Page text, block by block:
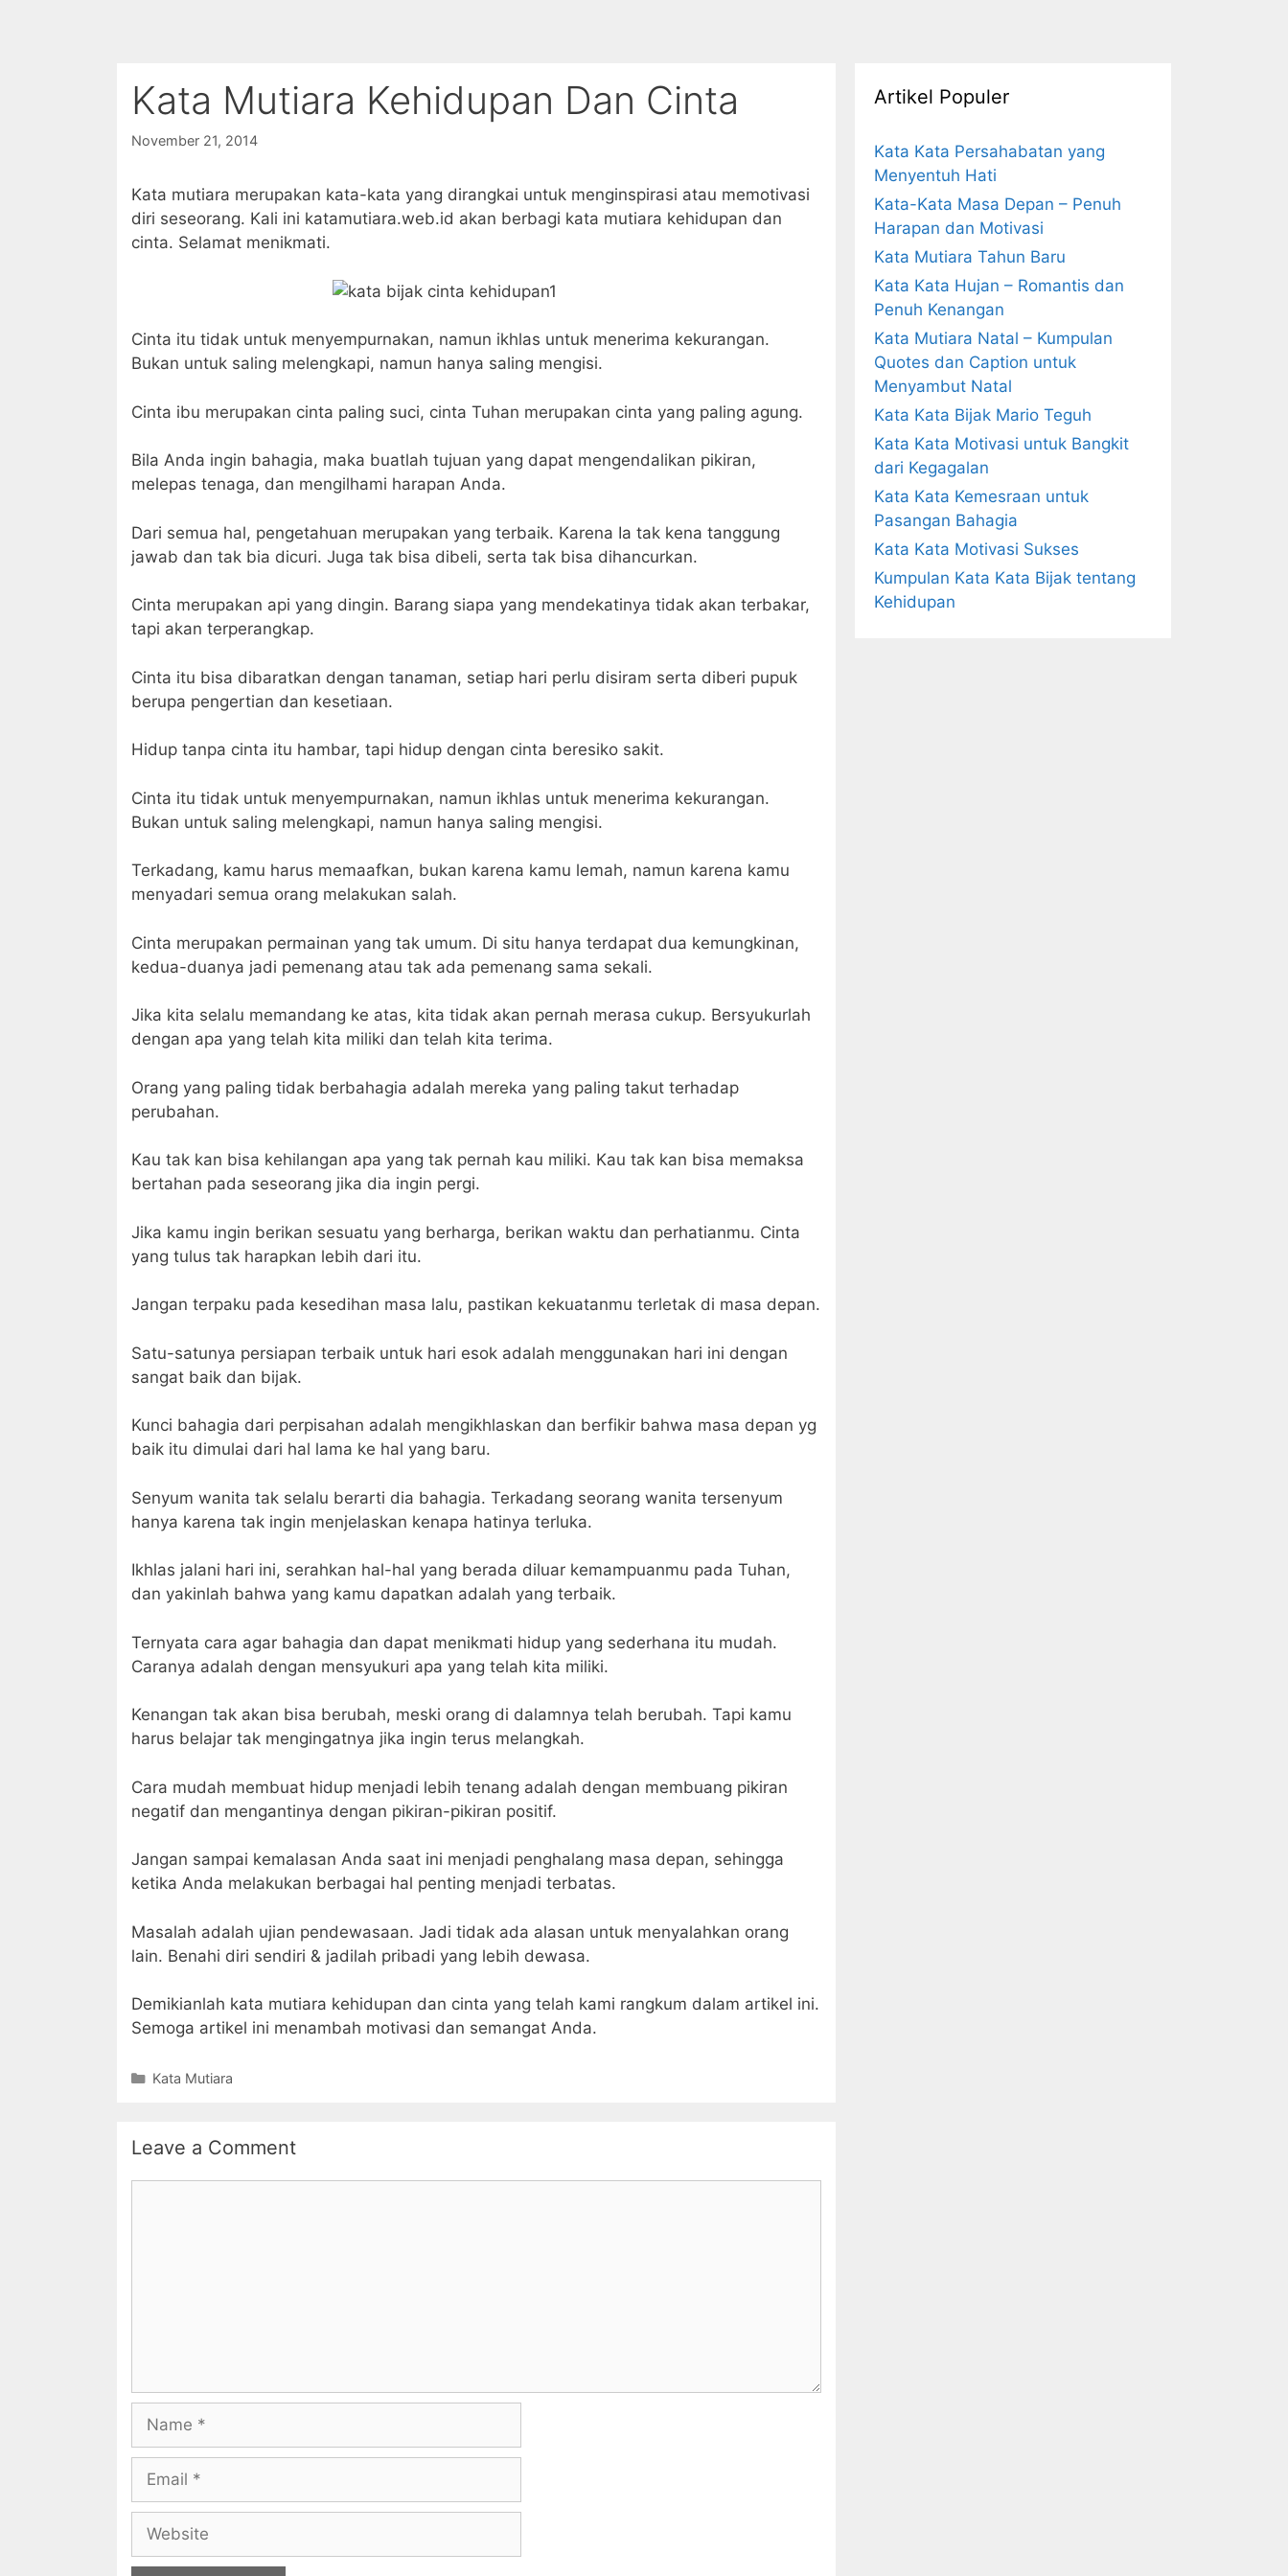
Kata Mutiara Kehidupan Dan Cinta
November 21, 2014
Kata mutiara merupakan kata-kata yang dirangkai untuk menginspirasi atau memotivasi
diri seseorang. Kali ini katamutiara.web.id akan berbagi kata mutiara kehidupan dan
cinta. Selamat menikmati.
Cinta itu tidak untuk menyempurnakan, namun ikhlas untuk menerima kekurangan.
Bukan untuk saling melengkapi, namun hanya saling mengisi.
Cinta ibu merupakan cinta paling suci, cinta Tuhan merupakan cinta yang paling agung.
Bila Anda ingin bahagia, maka buatlah tujuan yang dapat mengendalikan pikiran,
melepas tenaga, dan mengilhami harapan Anda.
Dari semua hal, pengetahuan merupakan yang terbaik. Karena Ia tak kena tanggung
jawab dan tak bia dicuri. Juga tak bisa dibeli, serta tak bisa dihancurkan.
Cinta merupakan api yang dingin. Barang siapa yang mendekatinya tidak akan terbakar,
tapi akan terperangkap.
Cinta itu bisa dibaratkan dengan tanaman, setiap hari perlu disiram serta diberi pupuk
berupa pengertian dan kesetiaan.
Hidup tanpa cinta itu hambar, tapi hidup dengan cinta beresiko sakit.
Cinta itu tidak untuk menyempurnakan, namun ikhlas untuk menerima kekurangan.
Bukan untuk saling melengkapi, namun hanya saling mengisi.
Terkadang, kamu harus memaafkan, bukan karena kamu lemah, namun karena kamu
menyadari semua orang melakukan salah.
Cinta merupakan permainan yang tak umum. Di situ hanya terdapat dua kemungkinan,
kedua-duanya jadi pemenang atau tak ada pemenang sama sekali.
Jika kita selalu memandang ke atas, kita tidak akan pernah merasa cukup. Bersyukurlah
dengan apa yang telah kita miliki dan telah kita terima.
Orang yang paling tidak berbahagia adalah mereka yang paling takut terhadap
perubahan.
Kau tak kan bisa kehilangan apa yang tak pernah kau miliki. Kau tak kan bisa memaksa
bertahan pada seseorang jika dia ingin pergi.
Jika kamu ingin berikan sesuatu yang berharga, berikan waktu dan perhatianmu. Cinta
yang tulus tak harapkan lebih dari itu.
Jangan terpaku pada kesedihan masa lalu, pastikan kekuatanmu terletak di masa depan.
Satu-satunya persiapan terbaik untuk hari esok adalah menggunakan hari ini dengan
sangat baik dan bijak.
Kunci bahagia dari perpisahan adalah mengikhlaskan dan berfikir bahwa masa depan yg
baik itu dimulai dari hal lama ke hal yang baru.
Senyum wanita tak selalu berarti dia bahagia. Terkadang seorang wanita tersenyum
hanya karena tak ingin menjelaskan kenapa hatinya terluka.
Ikhlas jalani hari ini, serahkan hal-hal yang berada diluar kemampuanmu pada Tuhan,
dan yakinlah bahwa yang kamu dapatkan adalah yang terbaik.
Ternyata cara agar bahagia dan dapat menikmati hidup yang sederhana itu mudah.
Caranya adalah dengan mensyukuri apa yang telah kita miliki.
Kenangan tak akan bisa berubah, meski orang di dalamnya telah berubah. Tapi kamu
harus belajar tak mengingatnya jika ingin terus melangkah.
Cara mudah membuat hidup menjadi lebih tenang adalah dengan membuang pikiran
negatif dan mengantinya dengan pikiran-pikiran positif.
Jangan sampai kemalasan Anda saat ini menjadi penghalang masa depan, sehingga
ketika Anda melakukan berbagai hal penting menjadi terbatas.
Masalah adalah ujian pendewasaan. Jadi tidak ada alasan untuk menyalahkan orang
lain. Benahi diri sendiri & jadilah pribadi yang lebih dewasa.
Demikianlah kata mutiara kehidupan dan cinta yang telah kami rangkum dalam artikel ini.
Semoga artikel ini menambah motivasi dan semangat Anda.
Categories
Kata Mutiara
Leave a Comment
Name
Email
Website
Artikel Populer
Kata Kata Persahabatan yang
Menyentuh Hati
Kata-Kata Masa Depan – Penuh
Harapan dan Motivasi
Kata Mutiara Tahun Baru
Kata Kata Hujan – Romantis dan
Penuh Kenangan
Kata Mutiara Natal – Kumpulan
Quotes dan Caption untuk
Menyambut Natal
Kata Kata Bijak Mario Teguh
Kata Kata Motivasi untuk Bangkit
dari Kegagalan
Kata Kata Kemesraan untuk
Pasangan Bahagia
Kata Kata Motivasi Sukses
Kumpulan Kata Kata Bijak tentang
Kehidupan